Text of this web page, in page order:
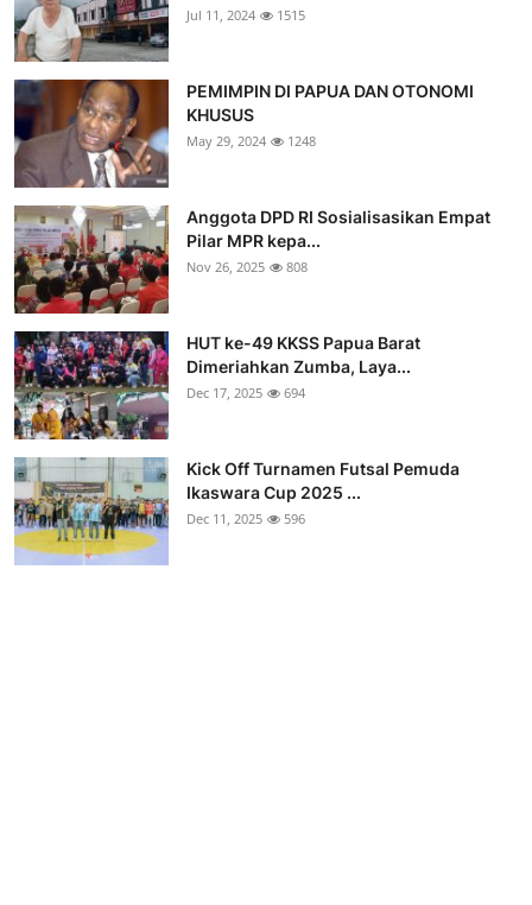
Jul 11, 2024 1515
PEMIMPIN DI PAPUA DAN OTONOMI
KHUSUS
May 29, 2024 1248
Anggota DPD RI Sosialisasikan Empat
Pilar MPR kepa...
Nov 26, 2025 808
HUT ke-49 KKSS Papua Barat
Dimeriahkan Zumba, Laya...
Dec 17, 2025 694
Kick Off Turnamen Futsal Pemuda
Ikaswara Cup 2025 ...
Dec 11, 2025 596